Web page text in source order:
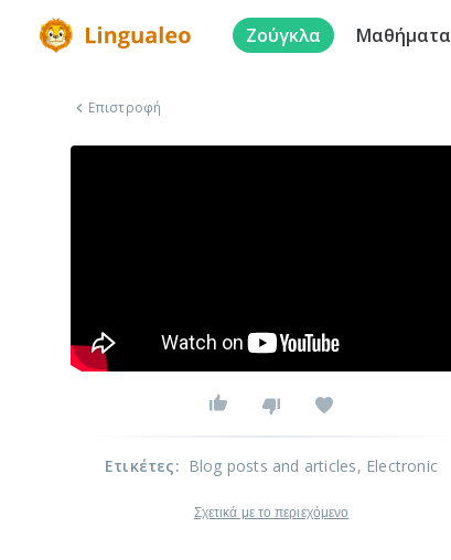
Ζούγκλα Μαθήματα
Επιστροφή
Ετικέτες: Blog posts and articles, Electronic
Σχετικά με το περιεχόμενο